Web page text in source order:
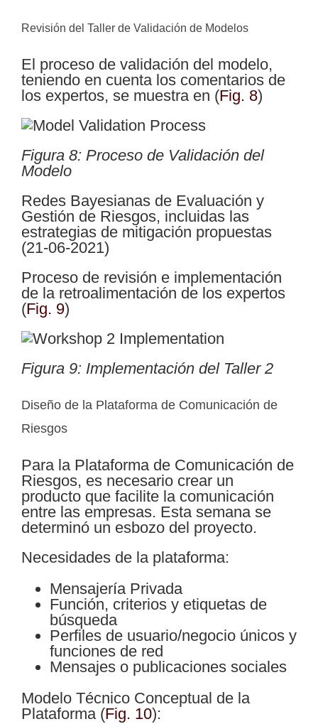
Revisión del Taller de Validación de Modelos
El proceso de validación del modelo,
teniendo en cuenta los comentarios de
los expertos, se muestra en (Fig. 8)
Figura 8: Proceso de Validación del
Modelo
Redes Bayesianas de Evaluación y
Gestión de Riesgos, incluidas las
estrategias de mitigación propuestas
(21-06-2021)
Proceso de revisión e implementación
de la retroalimentación de los expertos
(Fig. 9)
Figura 9: Implementación del Taller 2
Diseño de la Plataforma de Comunicación de
Riesgos
Para la Plataforma de Comunicación de
Riesgos, es necesario crear un
producto que facilite la comunicación
entre las empresas. Esta semana se
determinó un esbozo del proyecto.
Necesidades de la plataforma:
Mensajería Privada
Función, criterios y etiquetas de
búsqueda
Perfiles de usuario/negocio únicos y
funciones de red
Mensajes o publicaciones sociales
Modelo Técnico Conceptual de la
Plataforma (Fig. 10):